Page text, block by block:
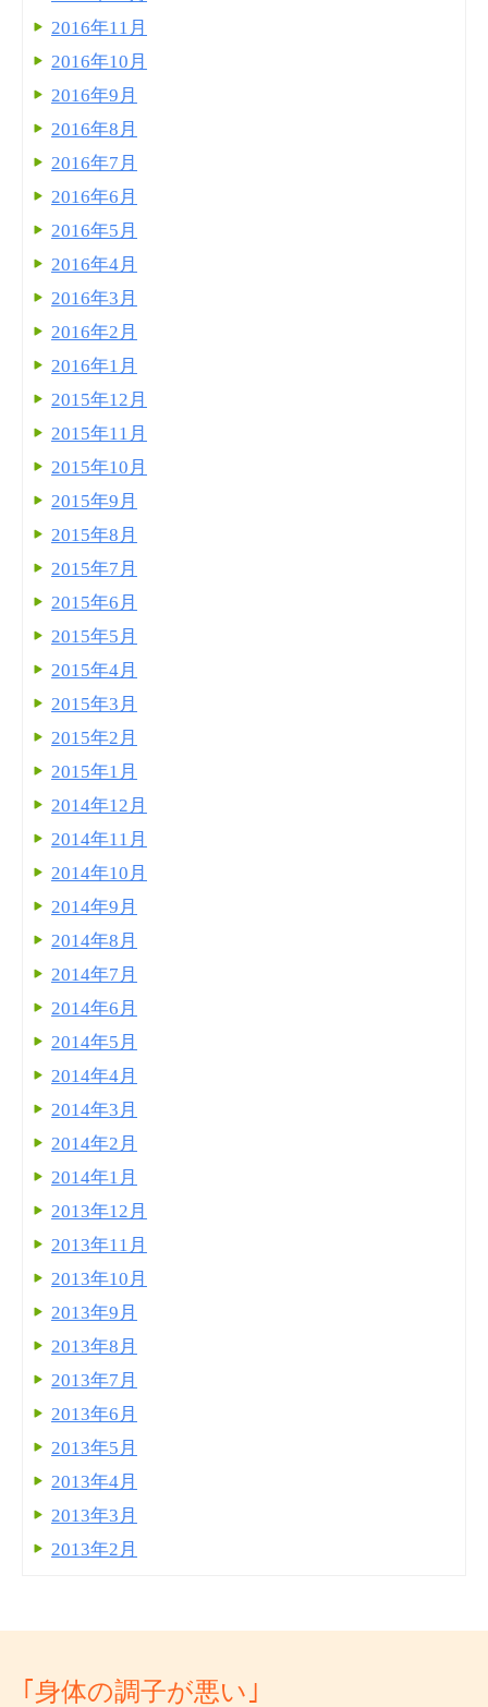
2016年11月
2016年10月
2016年9月
2016年8月
2016年7月
2016年6月
2016年5月
2016年4月
2016年3月
2016年2月
2016年1月
2015年12月
2015年11月
2015年10月
2015年9月
2015年8月
2015年7月
2015年6月
2015年5月
2015年4月
2015年3月
2015年2月
2015年1月
2014年12月
2014年11月
2014年10月
2014年9月
2014年8月
2014年7月
2014年6月
2014年5月
2014年4月
2014年3月
2014年2月
2014年1月
2013年12月
2013年11月
2013年10月
2013年9月
2013年8月
2013年7月
2013年6月
2013年5月
2013年4月
2013年3月
2013年2月
｢身体の調子が悪い｣